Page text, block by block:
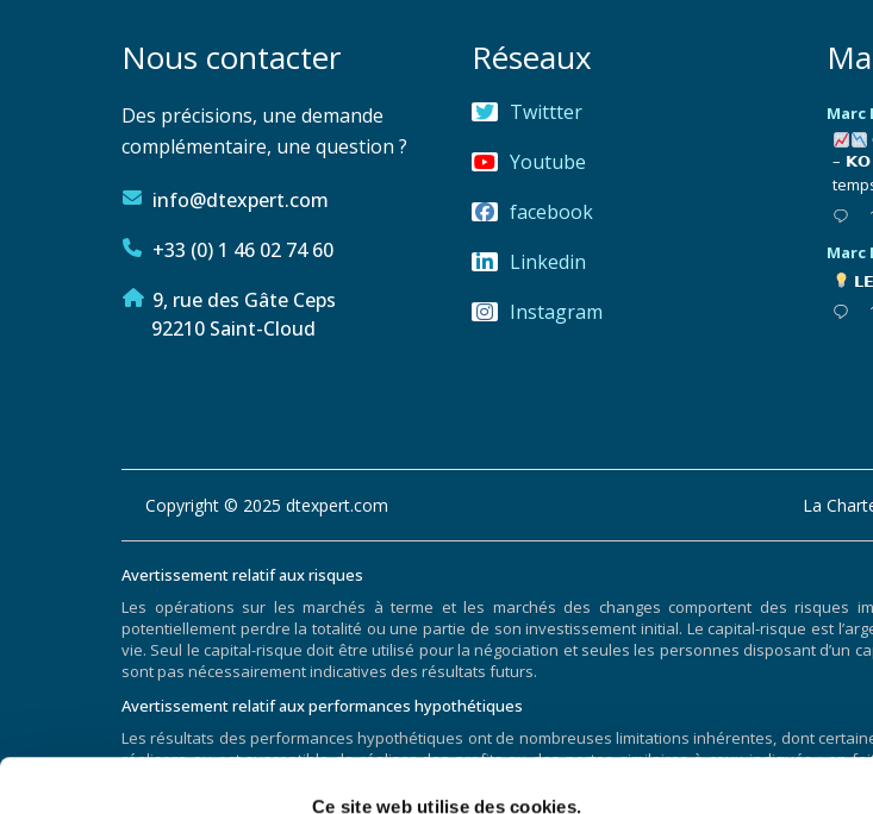
Ce site web utilise des cookies.
Nous contacter
Des précisions, une demande
complémentaire, une question ?
info@dtexpert.com
+33 (0) 1 46 02 74 60
9, rue des Gâte Ceps
92210 Saint-Cloud
Réseaux
Twittter
Youtube
facebook
Linkedin
Instagram
Marc
–
Marc
Copyright © 2025 dtexpert.com La
Avertissement relatif aux risques
Les opérations sur les marchés à terme et les marchés des changes comportent des risques
potentiellement perdre la totalité ou une partie de son investissement initial. Le capital-risque est
vie. Seul le capital-risque doit être utilisé pour la négociation et seules les personnes disposant
sont pas nécessairement indicatives des résultats futurs.
Avertissement relatif aux performances hypothétiques
Les résultats des performances hypothétiques ont de nombreuses limitations inhérentes, dont
réalisera ou est susceptible de réaliser des profits ou des pertes similaires à ceux indiqués ; en
hypothétiques et les résultats réels obtenus par la suite par un programme de trading
généralement préparés avec le bénéfice du recul. De plus, la négociation hypothétique